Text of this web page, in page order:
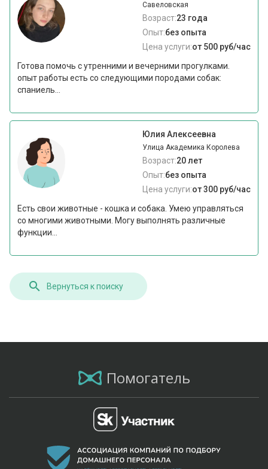
Савеловская
Возраст:23 года
Опыт:без опыта
Цена услуги:от 500 руб/час
Готова помочь с утренними и вечерними прогулками.
опыт работы есть со следующими породами собак:
спаниель...
Юлия Алексеевна
Улица Академика Королева
Возраст:20 лет
Опыт:без опыта
Цена услуги:от 300 руб/час
Есть свои животные - кошка и собака. Умею управляться
со многими животными. Могу выполнять различные
функции...
Вернуться к поиску
Помогатель